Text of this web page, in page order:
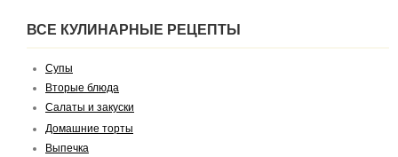
ВСЕ КУЛИНАРНЫЕ РЕЦЕПТЫ
Супы
Вторые блюда
Салаты и закуски
Домашние торты
Выпечка